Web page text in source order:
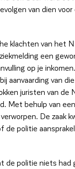
van dien
klachten van het
een
op je
aanvaarding van
juristen van de
Met behulp van
De zaak
de politie
de politie niets